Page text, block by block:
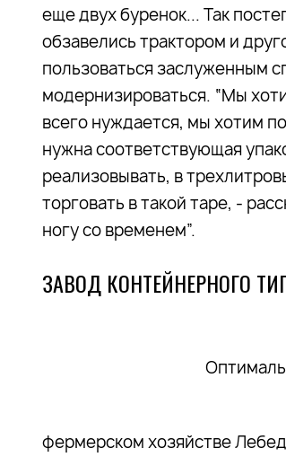
еще двух буренок... Так
обзавелись трактором и
пользоваться заслуженным
модернизироваться. “Мы
всего нуждается, мы хотим
нужна соответствующая
реализовывать, в
торговать в такой таре, -
ногу со временем”.
ЗАВОД КОНТЕЙНЕРНОГО
фермерском хозяйстве